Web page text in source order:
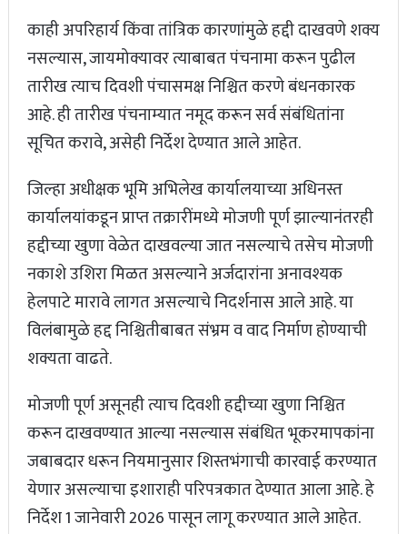
काही अपरिहार्य किंवा तांत्रिक कारणांमुळे हद्दी दाखवणे शक्य
नसल्यास, जायमोक्यावर त्याबाबत पंचनामा करून पुढील
तारीख त्याच दिवशी पंचासमक्ष निश्चित करणे बंधनकारक
आहे. ही तारीख पंचनाम्यात नमूद करून सर्व संबंधितांना
सूचित करावे, असेही निर्देश देण्यात आले आहेत.
जिल्हा अधीक्षक भूमि अभिलेख कार्यालयाच्या अधिनस्त
कार्यालयांकडून प्राप्त तक्रारींमध्ये मोजणी पूर्ण झाल्यानंतरही
हद्दीच्या खुणा वेळेत दाखवल्या जात नसल्याचे तसेच मोजणी
नकाशे उशिरा मिळत असल्याने अर्जदारांना अनावश्यक
हेलपाटे मारावे लागत असल्याचे निदर्शनास आले आहे. या
विलंबामुळे हद्द निश्चितीबाबत संभ्रम व वाद निर्माण होण्याची
शक्यता वाढते.
मोजणी पूर्ण असूनही त्याच दिवशी हद्दीच्या खुणा निश्चित
करून दाखवण्यात आल्या नसल्यास संबंधित भूकरमापकांना
जबाबदार धरून नियमानुसार शिस्तभंगाची कारवाई करण्यात
येणार असल्याचा इशाराही परिपत्रकात देण्यात आला आहे. हे
निर्देश 1 जानेवारी 2026 पासून लागू करण्यात आले आहेत.